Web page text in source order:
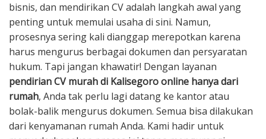
bisnis, dan mendirikan CV adalah langkah awal yang
penting untuk memulai usaha di sini. Namun,
prosesnya sering kali dianggap merepotkan karena
harus mengurus berbagai dokumen dan persyaratan
hukum. Tapi jangan khawatir! Dengan layanan
pendirian CV murah di Kalisegoro online hanya dari
rumah, Anda tak perlu lagi datang ke kantor atau
bolak-balik mengurus dokumen. Semua bisa dilakukan
dari kenyamanan rumah Anda. Kami hadir untuk